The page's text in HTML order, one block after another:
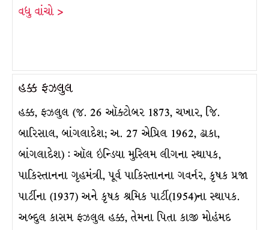
વધુ વાંચો >
હક્ક ફઝલુલ
હક્ક, ફઝલુલ (જ. 26 ઑક્ટોબર 1873, ચખાર, જિ.
બારિસાલ, બાંગલાદેશ; અ. 27 એપ્રિલ 1962, ઢાકા,
બાંગલાદેશ) : ઑલ ઇન્ડિયા મુસ્લિમ લીગના સ્થાપક,
પાકિસ્તાનના ગૃહમંત્રી, પૂર્વ પાકિસ્તાનના ગવર્નર, કૃષક પ્રજા
પાર્ટીના (1937) અને કૃષક શ્રમિક પાર્ટી(1954)ના સ્થાપક.
અબ્દુલ કાસમ ફઝલુલ હક્ક, તેમના પિતા કાજી મોહંમદ